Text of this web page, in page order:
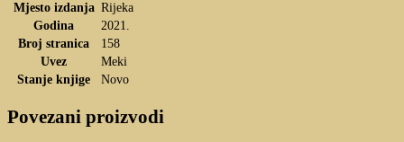
Mjesto izdanja Rijeka
Godina
2021.
Broj stranica
158
Uvez
Meki
Stanje knjige
Novo
Povezani proizvodi